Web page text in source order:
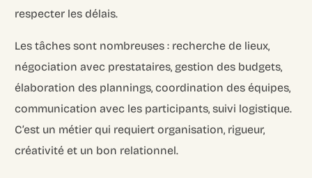
respecter les délais.
Les tâches sont nombreuses : recherche de lieux,
négociation avec prestataires, gestion des budgets,
élaboration des plannings, coordination des équipes,
communication avec les participants, suivi logistique.
C’est un métier qui requiert organisation, rigueur,
créativité et un bon relationnel.